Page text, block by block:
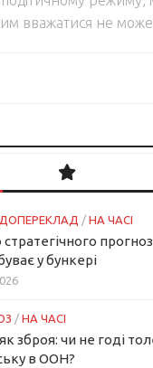
вважатися не
/ НА ЧАСІ
у бункері
/ НА ЧАСІ
зброя: чи не годі
в ООН?